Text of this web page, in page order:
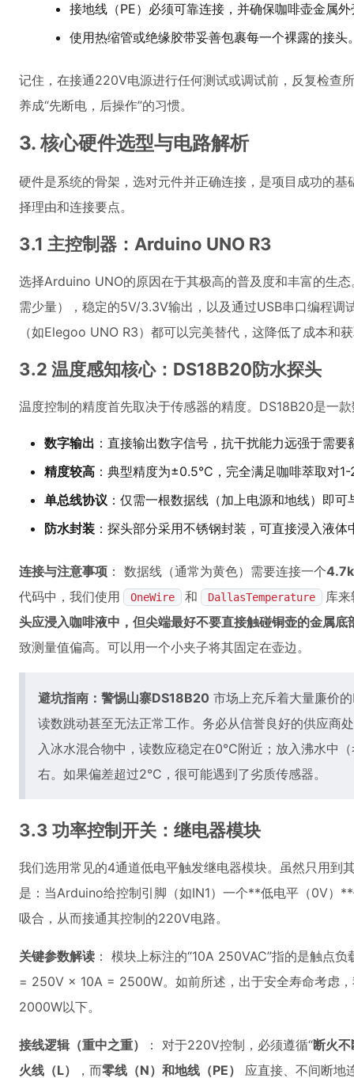
接地线（PE）必须可靠连接，并确保咖啡壶金属
使用热缩管或绝缘胶带妥善包裹每一个裸露的接头
记住，在接通220V电源进行任何测试或调试前，反复检查
养成“先断电，后操作”的习惯。
3. 核心硬件选型与电路解析
硬件是系统的骨架，选对元件并正确连接，是项目成功的
择理由和连接要点。
3.1 主控制器：Arduino UNO R3
选择Arduino UNO的原因在于其极高的普及度和丰富的生
需少量），稳定的5V/3.3V输出，以及通过USB串口编程调
（如Elegoo UNO R3）都可以完美替代，这降低了成本和
3.2 温度感知核心：DS18B20防水探头
温度控制的精度首先取决于传感器的精度。DS18B20是一
数字输出 ：直接输出数字信号，抗干扰能力远强于需
精度较高 ：典型精度为±0.5°C，完全满足咖啡萃取对
单总线协议 ：仅需一根数据线（加上电源和地线）即
防水封装 ：探头部分采用不锈钢封装，可直接浸入液体
连接与注意事项 ： 数据线（通常为黄色）需要连接一个
代码中，我们使用
OneWire 和 DallasTemperature
库
头应浸入咖啡液中，但尖端最好不要直接触碰铜壶的金属底
致测量值偏高。可以用一个小夹子将其固定在壶边。
避坑指南：警惕山寨DS18B20 市场上充斥着大量廉价
读数跳动甚至无法正常工作。务必从信誉良好的供应商
入冰水混合物中，读数应稳定在0°C附近；放入沸水中
右。如果偏差超过2°C，很可能遇到了劣质传感器。
3.3 功率控制开关：继电器模块
我们选用常见的4通道低电平触发继电器模块。虽然只用到
是：当Arduino给控制引脚（如IN1）一个**低电平（0V）
吸合，从而接通其控制的220V电路。
关键参数解读 ： 模块上标注的“10A 250VAC”指的是触点
= 250V × 10A = 2500W。如前所述，出于安全寿命考虑
2000W以下。
接线逻辑（重中之重） ： 对于220V控制，必须遵循“断火
火线（L）
，而零线（N）和地线（PE） 应直接、不间断地